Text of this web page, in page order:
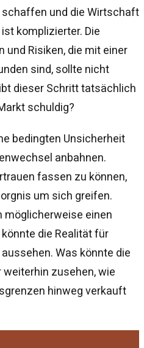
und die Wirtschaft
komplizierter. Die
und Risiken, die mit einer
sind, sollte nicht
dieser Schritt tatsächlich
schuldig?
bedingten Unsicherheit
anbahnen.
fassen zu können,
um sich greifen.
möglicherweise einen
die Realität für
Was könnte die
zusehen, wie
hinweg verkauft